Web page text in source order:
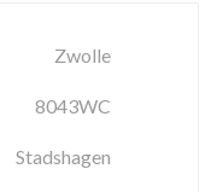
ZWOLLE
EN
Zwolle
8043WC
Stadshagen